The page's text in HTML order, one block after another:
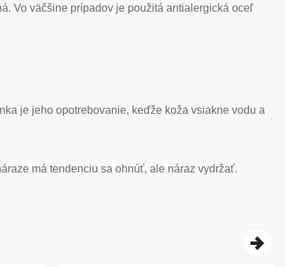
Vo väčšine prípadov je použitá antialergická oceľ
je jeho opotrebovanie, keďže koža vsiakne vodu a
má tendenciu sa ohnúť, ale náraz vydržať.